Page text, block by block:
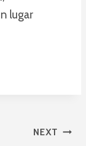
lugar
NEXT